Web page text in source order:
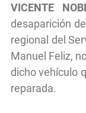
VICENTE
desaparición
regional del
Manuel Feliz,
dicho vehículo
reparada.